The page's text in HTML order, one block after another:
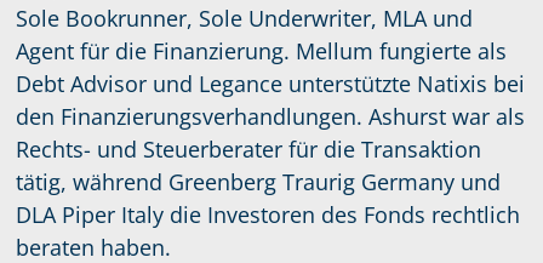
Sole Bookrunner, Sole Underwriter, MLA und
Agent für die Finanzierung. Mellum fungierte als
Debt Advisor und Legance unterstützte Natixis bei
den Finanzierungsverhandlungen. Ashurst war als
Rechts- und Steuerberater für die Transaktion
tätig, während Greenberg Traurig Germany und
DLA Piper Italy die Investoren des Fonds rechtlich
beraten haben.